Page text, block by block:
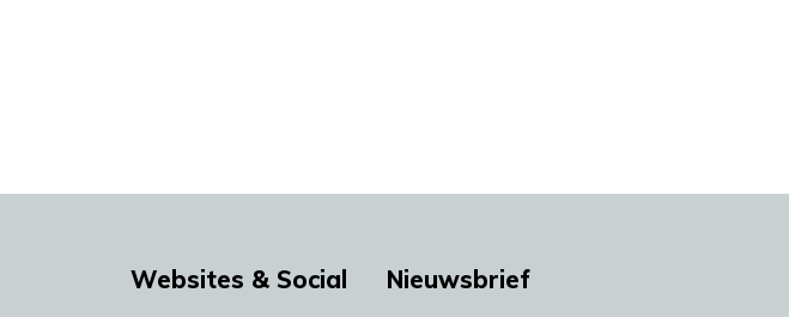
Websites & Social Nieuwsbrief